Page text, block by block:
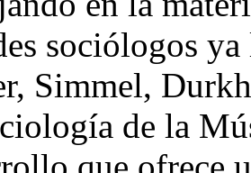
sociólogos
Simmel,
de la